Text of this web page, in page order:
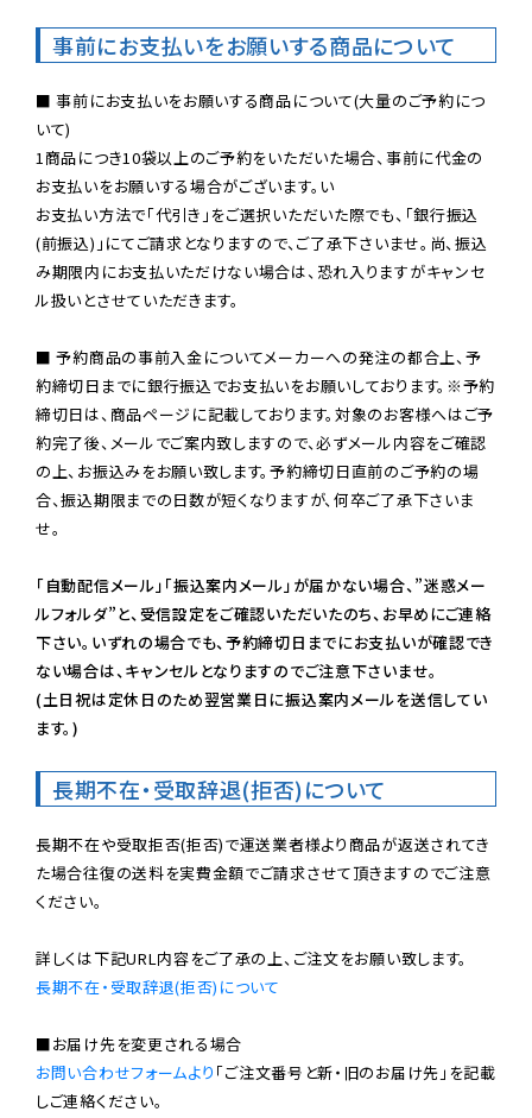
事前にお支払いをお願いする商品について
■ 事前にお支払いをお願いする商品について(大量のご予約につ
いて)
1商品につき10袋以上のご予約をいただいた場合、事前に代金の
お支払いをお願いする場合がございます。い
お支払い方法で「代引き」をご選択いただいた際でも、「銀行振込
(前振込)」にてご請求となりますので、ご了承下さいませ。尚、振込
み期限内にお支払いただけない場合は、恐れ入りますがキャンセ
ル扱いとさせていただきます。
■ 予約商品の事前入金についてメーカーへの発注の都合上、予
約締切日までに銀行振込でお支払いをお願いしております。※予約
締切日は、商品ページに記載しております。対象のお客様へはご予
約完了後、メールでご案内致しますので、必ずメール内容をご確認
の上、お振込みをお願い致します。予約締切日直前のご予約の場
合、振込期限までの日数が短くなりますが、何卒ご了承下さいま
せ。
「自動配信メール」「振込案内メール」が届かない場合、”迷惑メー
ルフォルダ”と、受信設定をご確認いただいたのち、お早めにご連絡
下さい。いずれの場合でも、予約締切日までにお支払いが確認でき
ない場合は、キャンセルとなりますのでご注意下さいませ。
(土日祝は定休日のため翌営業日に振込案内メールを送信してい
ます。)
長期不在・受取辞退(拒否)について
長期不在や受取拒否(拒否)で運送業者様より商品が返送されてき
た場合往復の送料を実費金額でご請求させて頂きますのでご注意
ください。
長期不在・受取辞退(拒否)について
お問い合わせフォームより 「ご注文番号と新・旧のお届け先」を記載
しご連絡ください。